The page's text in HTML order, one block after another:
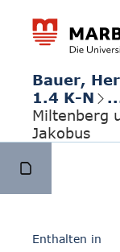
Bauer,
1.4 K-N
Miltenberg
Jakobus
Enthalten in